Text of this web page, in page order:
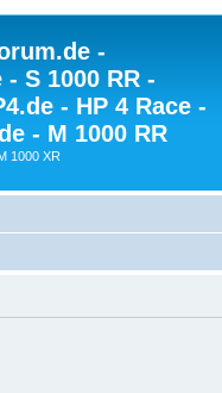
-
S 1000 RR -
- HP 4 Race -
- M 1000 RR
1000 XR